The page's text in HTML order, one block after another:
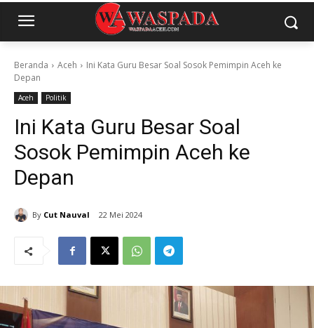
Beranda Aceh
Ini Kata Guru Besar Soal Sosok Pemimpin Aceh ke
Depan
Aceh Politik
Ini Kata Guru Besar Soal
Sosok Pemimpin Aceh ke
Depan
By Cut Nauval 22 Mei 2024